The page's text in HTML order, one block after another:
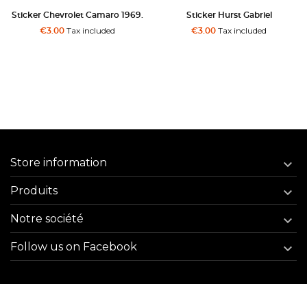
Chevrolet Camaro 1969.
€3.00Tax included
Sticker Hurst Gabriel
€3.00Tax included
Store information 
Produits 
Notre société 
Follow us on Facebook 